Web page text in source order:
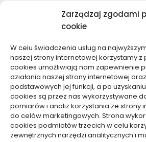
Zarządzaj zgodami
cookie
W celu świadczenia usług na
naszej strony internetowej korzystamy z
cookies umożliwiają nam zapewnienie
działania naszej strony internetowej
podstawowych jej funkcji, a po
cookies są przez nas wykorzystywane
pomiarów i analiz korzystania ze strony
do celów marketingowych. Strona
cookies podmiotów trzecich w celu
zewnętrznych narzędzi analitycznych i
Motoryzacja, Transport
Sport, Turystyka
Technologie
Usługi
Zdrowie, Medycyna
Dolącz do nas
Lubisz pisać teksty i chciałbyś się